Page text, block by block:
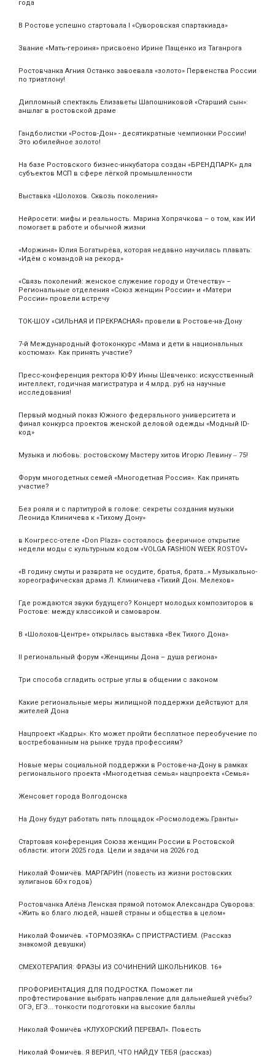
года
В Ростове успешно стартовала I «Суворовская спартакиада»
Звание «Мать‑героиня» присвоено Ирине Пащенко из Таганрога
Ростовчанка Агния Останко завоевала «золото» Первенства России
по триатлону!
Дипломный спектакль Елизаветы Шапошниковой «Старший сын»:
аншлаг в ростовской драме
Гандболистки «Ростов-Дон» - десятикратные чемпионки России!
Это юбилейное золото!
На базе Ростовского бизнес-инкубатора создан «БРЕНДПАРК» для
субъектов МСП в сфере лёгкой промышленности
Выставка «Шолохов. Сквозь поколения»
Нейросети: мифы и реальность. Марина Хопрячкова – о том, как ИИ
помогает в работе и обычной жизни
«Моржиня» Юлия Богатырёва, которая недавно научилась плавать:
«Идём с командой на рекорд»
«Связь поколений: женское служение городу и Отечеству» –
Региональные отделения «Союз женщин России» и «Матери
России» провели встречу
ТОК-ШОУ «СИЛЬНАЯ И ПРЕКРАСНАЯ» провели в Ростове-на-Дону
7-й Международный фотоконкурс «Мама и дети в национальных
костюмах». Как принять участие?
Пресс-конференция ректора ЮФУ Инны Шевченко: искусственный
интеллект, годичная магистратура и 4 млрд. руб на научные
исследования!
Первый модный показ Южного федерального университета и
финал конкурса проектов женской деловой одежды «Модный ID-
код»
Музыка и любовь: ростовскому Мастеру хитов Игорю Левину ‒ 75!
Форум многодетных семей «Многодетная Россия». Как принять
участие?
Без рояля и с партитурой в голове: секреты создания музыки
Леонида Клиничева к «Тихому Дону»
в Конгресс-отеле «Don Plaza» состоялось фееричное открытие
недели моды с культурным кодом «VOLGA FASHION WEEK ROSTOV»
«В годину смуты и разврата не осудите, братья, брата…» Музыкально-
хореографическая драма Л. Клиничева «Тихий Дон. Мелехов»
Где рождаются звуки будущего? Концерт молодых композиторов в
Ростове: между классикой и самоваром.
В «Шолохов-Центре» открылась выставка «Век Тихого Дона»
II региональный форум «Женщины Дона – душа региона»
Три способа сгладить острые углы в общении с законом
Какие региональные меры жилищной поддержки действуют для
жителей Дона
Нацпроект «Кадры». Кто может пройти бесплатное переобучение по
востребованным на рынке труда профессиям?
Новые меры социальной поддержки в Ростове-на-Дону в рамках
регионального проекта «Многодетная семья» нацпроекта «Семья»
Женсовет города Волгодонска
На Дону будут работать пять площадок «Росмолодежь.Гранты»
Стартовая конференция Союза женщин России в Ростовской
области: итоги 2025 года. Цели и задачи на 2026 год
Николай Фомичёв. МАРГАРИН (повесть из жизни ростовских
хулиганов 60-х годов)
Ростовчанка Алёна Ленская прямой потомок Александра Суворова:
«Жить во благо людей, нашей страны и общества в целом»
Николай Фомичёв. «ТОРМОЗЯКА» С ПРИСТРАСТИЕМ. (Рассказ
знакомой девушки)
СМЕХОТЕРАПИЯ: ФРАЗЫ ИЗ СОЧИНЕНИЙ ШКОЛЬНИКОВ. 16+
ПРОФОРИЕНТАЦИЯ ДЛЯ ПОДРОСТКА. Поможет ли
профтестирование выбрать направление для дальнейшей учёбы?
ОГЭ, ЕГЭ... тонкости подготовки на высокие баллы
Николай Фомичёв «КЛУХОРСКИЙ ПЕРЕВАЛ». Повесть
Николай Фомичёв. Я ВЕРИЛ, ЧТО НАЙДУ ТЕБЯ (рассказ)